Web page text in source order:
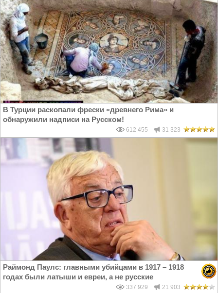
В Турции раскопали фрески «древнего Рима» и
обнаружили надписи на Русском!
612 455 31 323
Раймонд Паулс: главными убийцами в 1917 – 1918
годах были латыши и евреи, а не русские
337 929 21 903